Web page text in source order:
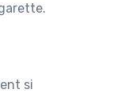
si